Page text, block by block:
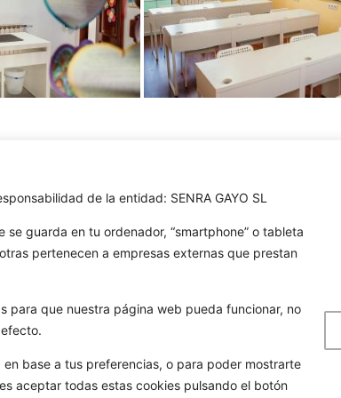
de la entidad: SENRA GAYO SL
guarda en tu ordenador, “smartphone” o tableta
pertenecen a empresas externas que prestan
para que nuestra página web pueda funcionar, no
base a tus preferencias, o para poder mostrarte
aceptar todas estas cookies pulsando el botón
Cacheiras
GOLA
Quienes somos
Noticias
Contacto